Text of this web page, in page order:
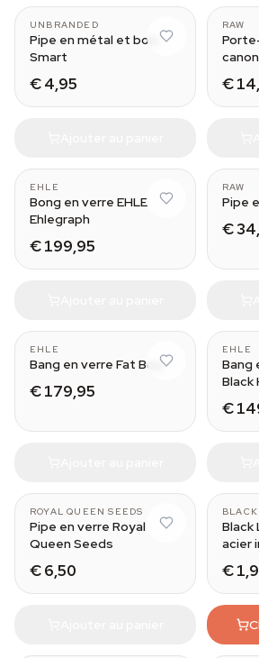
UNBRANDED
Pipe en métal et bois
Smart
€ 4,95
RAW
€
EHLE
Bong en verre EHLE
Ehlegraph
€ 199,95
RAW
Pipe
€
EHLE
Bang en verre Fat Boy
€ 179,95
EHLE
Bang
Black
€
ROYAL QUEEN SEEDS
Pipe en verre Royal
Queen Seeds
€ 6,50
Black
acier
€